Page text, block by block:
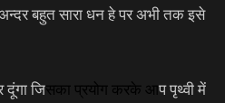
बहुत सारा धन हे पर अभी तक इसे
जिसका प्रयोग करके आप पृथ्वी में